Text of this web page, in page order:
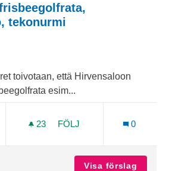
tekonurmi
toivotaan, että Hirvensaloon
esim...
23 23 FÖLJARE
FÖLJ
0
Visa förslag